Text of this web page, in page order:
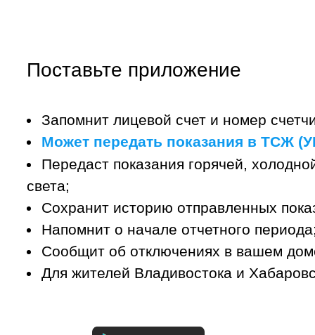
Поставьте приложение
Запомнит лицевой счет и номер
Может передать показания в ТСЖ
Передаст показания горячей,
света;
Сохранит историю отправленных
Напомнит о начале отчетного
Сообщит об отключениях в вашем
Для жителей Владивостока и